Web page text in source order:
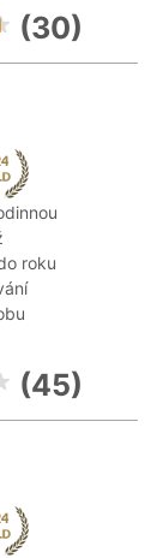
(30)
roku
(45)